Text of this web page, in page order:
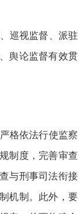
巡视监督、派驻
舆论监督有效贯
格依法行使监察
制度，完善审查
与刑事司法衔接
机制。此外，要